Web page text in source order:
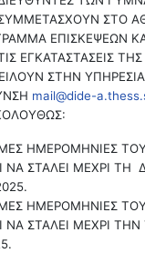
ΣΤΟ
ΕΠΙΣΚΕΨΕΩΝ
ΕΓΚΑΤΑΣΤΑΣΕΙΣ
ΣΤΗΝ
mail@dide-
ΗΜΕΡΟΜΗΝΙΕΣ
ΝΑ ΣΤΑΛΕΙ ΜΕΧΡΙ ΤΗ
ΗΜΕΡΟΜΗΝΙΕΣ
ΣΤΑΛΕΙ ΜΕΧΡΙ ΤΗΝ